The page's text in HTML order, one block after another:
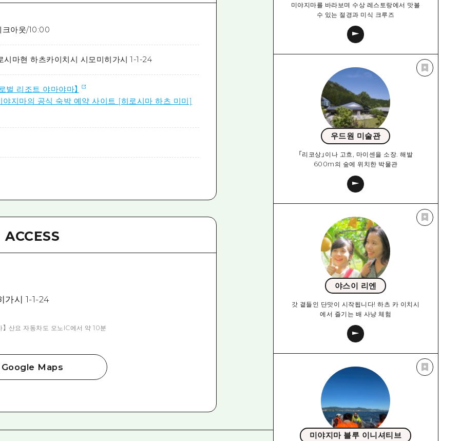
크아웃/10:00
시마현 하츠카이치시 시모미히가시 1-1-24
벌 리조트 야마야마】
야지마의 공식 숙박 예약 사이트 [히로시마 하츠 미미]
ACCESS
가시 1-1-24
】 산요 자동차도 오노IC에서 약 10분
Google Maps
미야지마를 바라보며 수상 레스토랑에서 맛볼
수 있는 절경과 미식 크루즈
우드원 미술관
「리코상」이나 고흐, 마이센을 소장. 해발
600m의 숲에 위치한 박물관
야스이 리엔
갓 곁들인 단맛이 시작됩니다! 하츠 카 이치시
에서 즐기는 배 사냥 체험
미야지마 블루 이니셔티브